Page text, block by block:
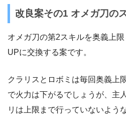
改良案その1 オメガ刀の
オメガ刀の第2スキルを奥義上
UPに交換する案です。
クラリスとロボミは毎回奥義上
で火力は下がるでしょうが、主
リは上限まで行っていないよう